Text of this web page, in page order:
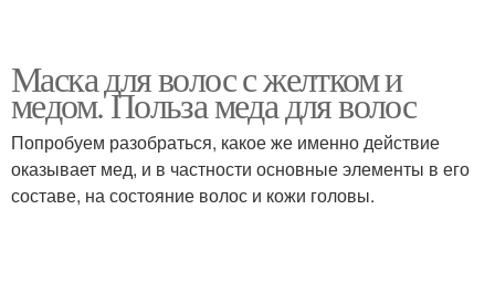
Маска для волос с желтком и
медом. Польза меда для волос
Попробуем разобраться, какое же именно действие
оказывает мед, и в частности основные элементы в его
составе, на состояние волос и кожи головы.